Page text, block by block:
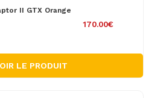
II GTX Orange
170.00€
LE PRODUIT